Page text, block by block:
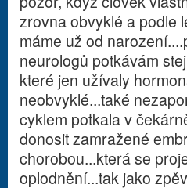
zrovna obvyklé a podle
máme už od
neurologů potkávám
které jen užívaly
neobvyklé...také
cyklem potkala v
donosit zamražené
chorobou...která se
oplodnění...tak jako